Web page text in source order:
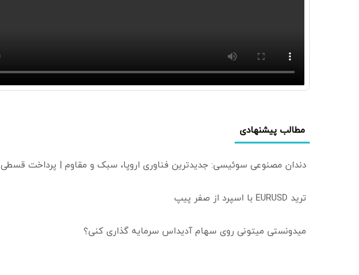
مطالب پیشنهادی
دندان مصنوعی سوئیسی: جدیدترین فناوری اروپا، سبک و مقاوم | پرداخت قسطی
ترید EURUSD با اسپرد از صفر پیپ
میدونستی میتونی روی سهام آدیداس سرمایه گذاری کنی؟